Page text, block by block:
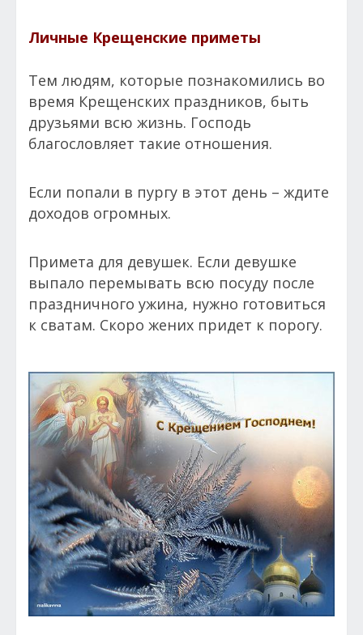
Личные Крещенские приметы
Тем людям, которые познакомились во
время Крещенских праздников, быть
друзьями всю жизнь. Господь
благословляет такие отношения.
Если попали в пургу в этот день – ждите
доходов огромных.
Примета для девушек. Если девушке
выпало перемывать всю посуду после
праздничного ужина, нужно готовиться
к сватам. Скоро жених придет к порогу.